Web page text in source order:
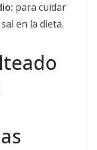
para cuidar
en la dieta.